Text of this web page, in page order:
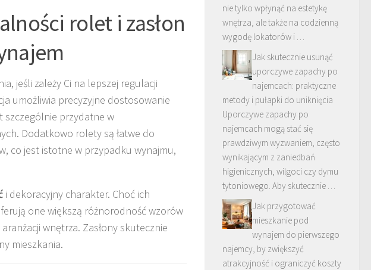
rolet i zasłon
jeśli zależy Ci na lepszej regulacji
umożliwia precyzyjne dostosowanie
szczególnie przydatne w
Dodatkowo rolety są łatwe do
co jest istotne w przypadku wynajmu,
i dekoracyjny charakter. Choć ich
one większą różnorodność wzorów
wnętrza. Zasłony skutecznie
mieszkania.
nie tylko wpłynąć na estetykę
wnętrza, ale także na codzienną
wygodę lokatorów i …
Jak skutecznie usunąć
uporczywe zapachy po
najemcach: praktyczne
metody i pułapki do uniknięcia
Uporczywe zapachy po
najemcach mogą stać się
prawdziwym wyzwaniem, często
wynikającym z zaniedbań
higienicznych, wilgoci czy dymu
tytoniowego. Aby skutecznie …
Jak przygotować
mieszkanie pod
wynajem do pierwszego
najemcy, by zwiększyć
atrakcyjność i ograniczyć koszty